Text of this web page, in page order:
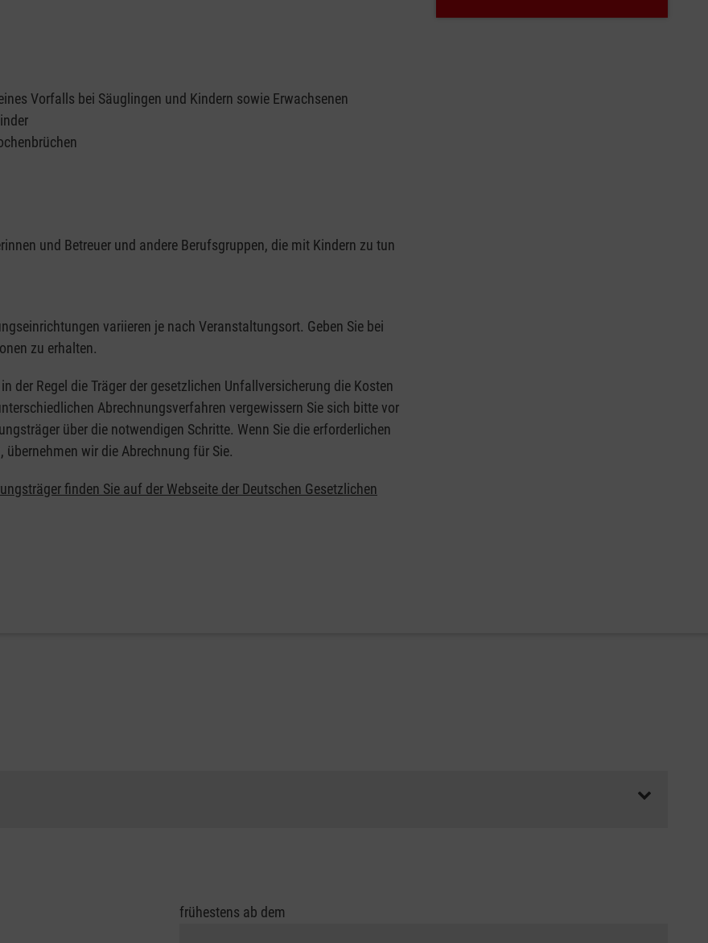
Vorfalls bei Säuglingen und Kindern sowie Erwachsenen
und Betreuer und andere Berufsgruppen, die mit Kindern zu tun
variieren je nach Veranstaltungsort. Geben Sie bei
zu erhalten.
der Regel die Träger der gesetzlichen Unfallversicherung die Kosten
Abrechnungsverfahren vergewissern Sie sich bitte vor
über die notwendigen Schritte. Wenn Sie die erforderlichen
wir die Abrechnung für Sie.
finden Sie auf der Webseite der Deutschen Gesetzlichen
frühestens ab dem